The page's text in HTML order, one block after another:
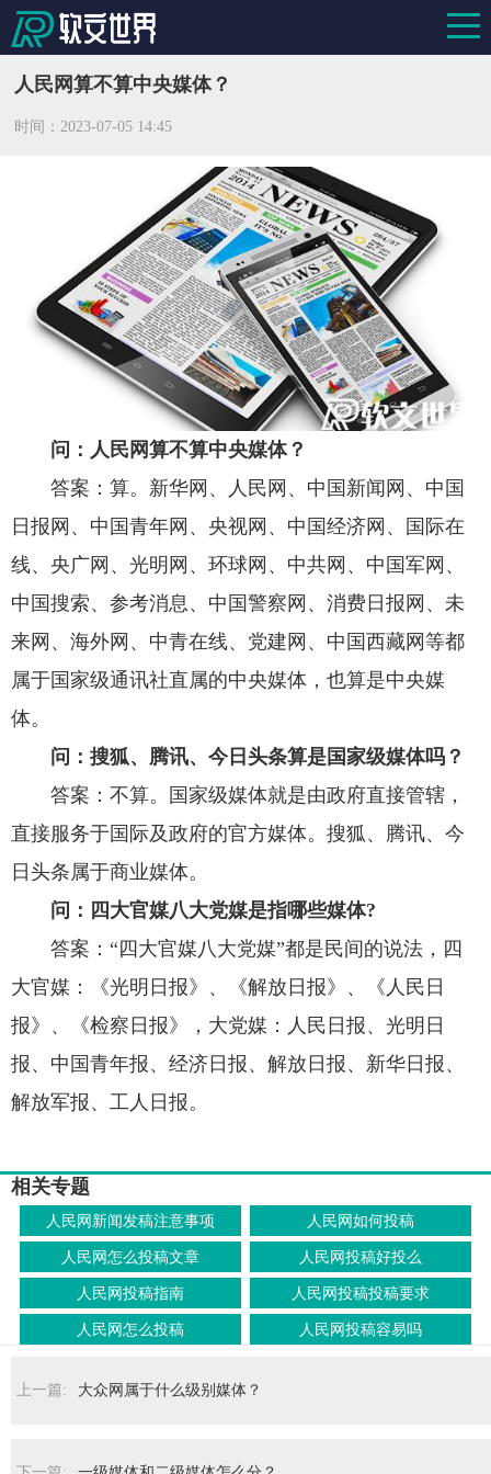
人民网算不算中央媒体？
时间：2023-07-05 14:45
问：人民网算不算中央媒体？
答案：算。新华网、人民网、中国新闻网、中国
日报网、中国青年网、央视网、中国经济网、国际在
线、央广网、光明网、环球网、中共网、中国军网、
中国搜索、参考消息、中国警察网、消费日报网、未
来网、海外网、中青在线、党建网、中国西藏网等都
属于国家级通讯社直属的中央媒体，也算是中央媒
体。
问：搜狐、腾讯、今日头条算是国家级媒体吗？
答案：不算。国家级媒体就是由政府直接管辖，
直接服务于国际及政府的官方媒体。搜狐、腾讯、今
日头条属于商业媒体。
问：四大官媒八大党媒是指哪些媒体?
答案：“四大官媒八大党媒”都是民间的说法，四
大官媒：《光明日报》、《解放日报》、《人民日
报》、《检察日报》，大党媒：人民日报、光明日
报、中国青年报、经济日报、解放日报、新华日报、
解放军报、工人日报。
相关专题
人民网新闻发稿注意事项 人民网如何投稿
人民网怎么投稿文章 人民网投稿好投么
人民网投稿指南 人民网投稿投稿要求
人民网怎么投稿 人民网投稿容易吗
上一篇: 大众网属于什么级别媒体？